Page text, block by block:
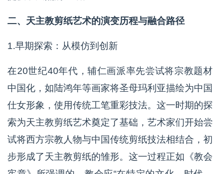
二、天主教剪纸艺术的演变历程与融合路径
1.早期探索：从模仿到创新
在20世纪40年代，辅仁画派率先尝试将宗教题材
中国化，如陆鸿年等画家将圣母玛利亚描绘为中国
仕女形象，使用传统工笔重彩技法。这一时期的探
索为天主教剪纸艺术奠定了基础，艺术家们开始尝
试将西方宗教人物与中国传统剪纸技法相结合，初
步形成了天主教剪纸的雏形。这一过程正如《教会